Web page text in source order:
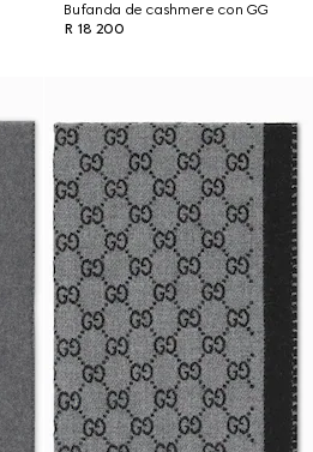
Bufanda de cashmere con GG
R 18 200